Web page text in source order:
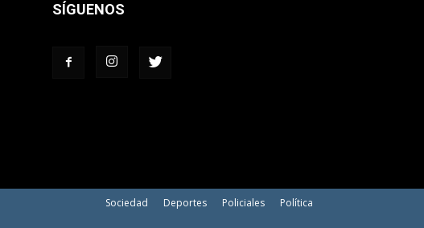
SÍGUENOS
Sociedad Deportes Policiales Política